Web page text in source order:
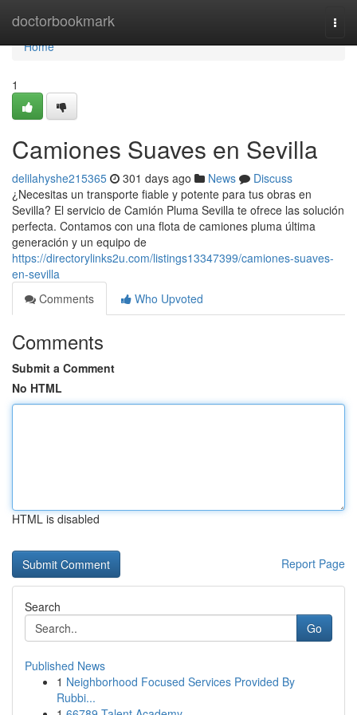
doctorbookmark
Home
Home
1
Camiones Suaves en Sevilla
delilahyshe215365 301 days ago News
Discuss
¿Necesitas un transporte fiable y potente para tus obras en
Sevilla? El servicio de Camión Pluma Sevilla te ofrece las solución
perfecta. Contamos con una flota de camiones pluma última
generación y un equipo de
https://directorylinks2u.com/listings13347399/camiones-suaves-
en-sevilla
Comments
Who Upvoted
Comments
Submit a Comment
No HTML
HTML is disabled
Report Page
Search
Go
Published News
1 Neighborhood Focused Services Provided By
Rubbi...